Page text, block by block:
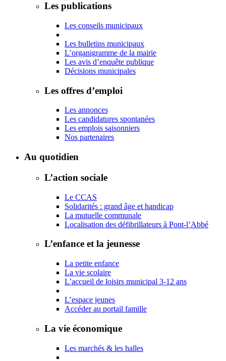
Les publications
Les conseils municipaux
Les bulletins municipaux
L’organigramme de la mairie
Les avis d’enquête publique
Décisions municipales
Les offres d’emploi
Les annonces
Les candidatures spontanées
Les emplois saisonniers
Nos partenaires
Au quotidien
L’action sociale
Le CCAS
Solidarités : grand âge et handicap
La mutuelle communale
Localisation des défibrillateurs à Pont-l’Abbé
L’enfance et la jeunesse
La petite enfance
La vie scolaire
L’accueil de loisirs municipal 3-12 ans
L’espace jeunes
Accéder au portail famille
La vie économique
Les marchés & les halles